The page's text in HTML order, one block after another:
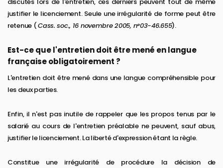
justifier le licenciement. Seule une irrégularité de forme peut être
retenue (Cass. soc., 16 novembre 2005, n°03-46.655).
Est-ce que l'entretien doit être mené en langue
française obligatoirement ?
L'entretien doit être mené dans une langue compréhensible pour
les deux parties.
Enfin, il n'est pas inutile de rappeler que les propos tenus par le
salarié au cours de l'entretien préalable ne peuvent, sauf abus,
justifier le licenciement. La liberté d'expression étant la règle.
Constitue une irrégularité de procédure la décision de